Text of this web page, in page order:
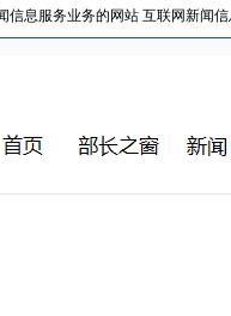
息服务业务的网站 互联网新闻信